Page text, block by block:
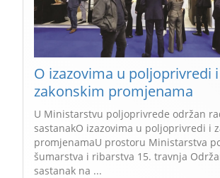
O izazovima u poljoprivredi i
zakonskim promjenama
U Ministarstvu poljoprivrede održan
sastanakO izazovima u poljoprivredi i
promjenamaU prostoru Ministarstva
šumarstva i ribarstva 15. travnja
sastanak na ...